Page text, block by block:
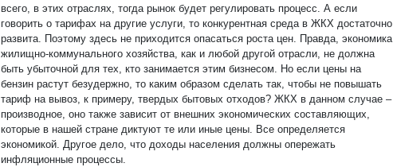
всего, в этих отраслях, тогда рынок будет регулировать процесс. А если
говорить о тарифах на другие услуги, то конкурентная среда в ЖКХ достаточно
развита. Поэтому здесь не приходится опасаться роста цен. Правда, экономика
жилищно-коммунального хозяйства, как и любой другой отрасли, не должна
быть убыточной для тех, кто занимается этим бизнесом. Но если цены на
бензин растут безудержно, то каким образом сделать так, чтобы не повышать
тариф на вывоз, к примеру, твердых бытовых отходов? ЖКХ в данном случае –
производное, оно также зависит от внешних экономических составляющих,
которые в нашей стране диктуют те или иные цены. Все определяется
экономикой. Другое дело, что доходы населения должны опережать
инфляционные процессы.